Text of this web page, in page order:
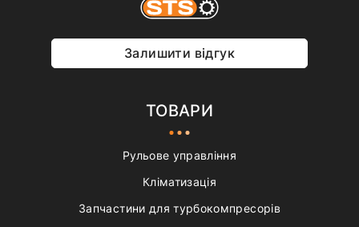
Залишити відгук
ТОВАРИ
Рульове управління
Кліматизація
Запчастини для турбокомпресорів